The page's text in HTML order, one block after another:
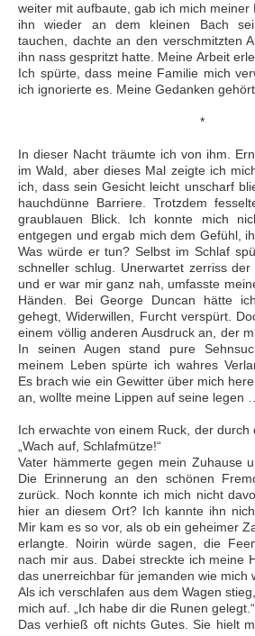
weiter mit aufbaute, gab ich mich meiner
ihn wieder an dem kleinen Bach
tauchen, dachte an den verschmitzten
ihn nass gespritzt hatte. Meine Arbeit
Ich spürte, dass meine Familie mich
ich ignorierte es. Meine Gedanken
*
In dieser Nacht träumte ich von ihm.
im Wald, aber dieses Mal zeigte ich
ich, dass sein Gesicht leicht unscharf
hauchdünne Barriere. Trotzdem
graublauen Blick. Ich konnte mich
entgegen und ergab mich dem Gefühl,
Was würde er tun? Selbst im Schlaf
schneller schlug. Unerwartet zerriss
und er war mir ganz nah, umfasste
Händen. Bei George Duncan hätte
gehegt, Widerwillen, Furcht verspürt.
einem völlig anderen Ausdruck an, der
In seinen Augen stand pure
meinem Leben spürte ich wahres
Es brach wie ein Gewitter über mich
an, wollte meine Lippen auf seine legen …
Ich erwachte von einem Ruck, der durch
„Wach auf, Schlafmütze!“
Vater hämmerte gegen mein Zuhause
Die Erinnerung an den schönen
zurück. Noch konnte ich mich nicht
hier an diesem Ort? Ich kannte ihn
Mir kam es so vor, als ob ein geheimer
erlangte. Noirin würde sagen, die
nach mir aus. Dabei streckte ich meine
das unerreichbar für jemanden wie mich
Als ich verschlafen aus dem Wagen
mich auf. „Ich habe dir die Runen gelegt.“
Das verhieß oft nichts Gutes. Sie hielt